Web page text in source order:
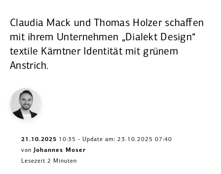
Claudia Mack und Thomas Holzer schaffen
mit ihrem Unternehmen „Dialekt ­Design“
textile Kärntner Identität mit grünem
Anstrich.
21.10.2025 10:35 - Update am: 23.10.2025 07:40
von Johannes Moser
Lesezeit 2 Minuten